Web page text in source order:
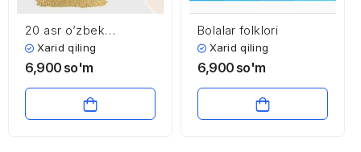
20 asr o’zbek
adabiyotining til
xususiyatlari. G’afur
Abdulla Qahhor
asarlari
Xarid qiling
6,900 so'm
Bolalar folklori
Xarid qiling
6,900 so'm